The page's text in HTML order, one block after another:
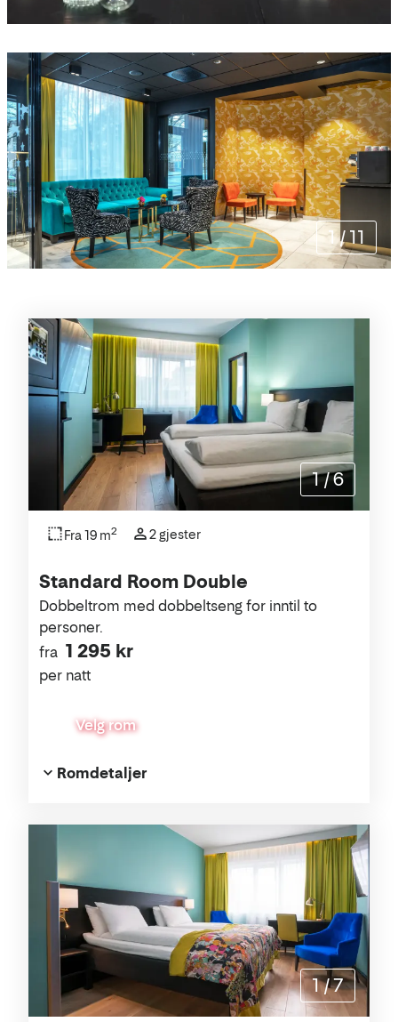
1 /11
Rommene
Standard Room Double
fra 1 295 kr
per natt
Dobbeltrom med dobbeltseng for inntil to
personer.
Velg rom
Fra 19 m2 2 gjester
Romdetaljer
1 /6
1 /7